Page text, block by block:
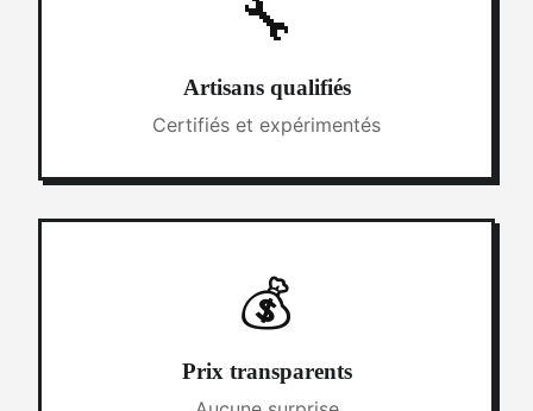
🔧
Artisans qualifiés
Certifiés et expérimentés
💰
Prix transparents